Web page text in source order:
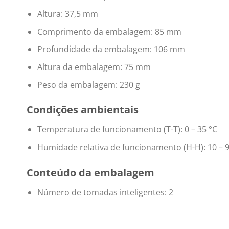
Altura: 37,5 mm
Comprimento da embalagem: 85 mm
Profundidade da embalagem: 106 mm
Altura da embalagem: 75 mm
Peso da embalagem: 230 g
Condições ambientais
Temperatura de funcionamento (T-T): 0 – 35 °C
Humidade relativa de funcionamento (H-H): 10 –
Conteúdo da embalagem
Número de tomadas inteligentes: 2